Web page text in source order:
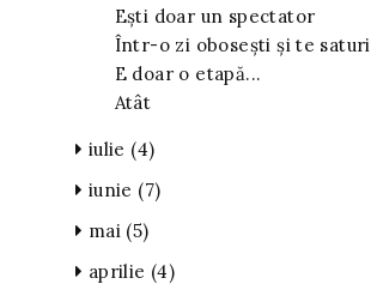
Ești doar un spectator
Într-o zi obosești și te saturi
E doar o etapă...
Atât
iulie (4)
iunie (7)
mai (5)
aprilie (4)